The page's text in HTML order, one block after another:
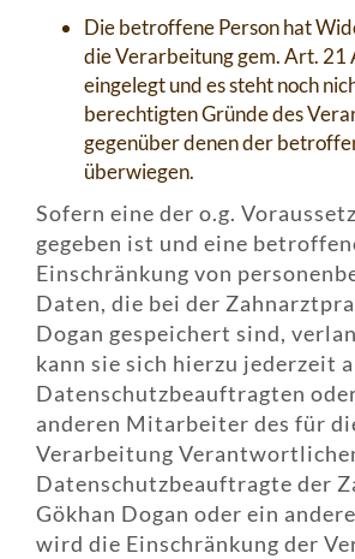
Die betroffene Person hat
die Verarbeitung gem. Art. 21
eingelegt und es steht noch
berechtigten Gründe des
gegenüber denen der
überwiegen.
Sofern eine der o.g.
gegeben ist und eine
Einschränkung von
Daten, die bei der
Dogan gespeichert sind,
kann sie sich hierzu jederzeit
Datenschutzbeauftragten
anderen Mitarbeiter des für
Verarbeitung
Datenschutzbeauftragte der
Gökhan Dogan oder ein
wird die Einschränkung der